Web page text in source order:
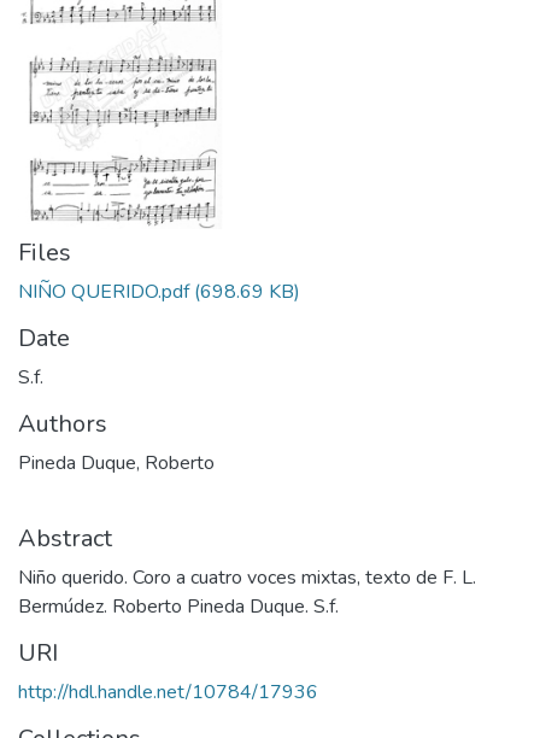
Files
NIÑO QUERIDO.pdf(698.69 KB)
Date
S.f.
Authors
Pineda Duque, Roberto
Abstract
Niño querido. Coro a cuatro voces mixtas, texto de F. L.
Bermúdez. Roberto Pineda Duque. S.f.
URI
http://hdl.handle.net/10784/17936